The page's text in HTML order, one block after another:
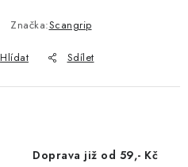
Značka:Scangrip
Hlídat Sdílet
Doprava již od 59,- Kč